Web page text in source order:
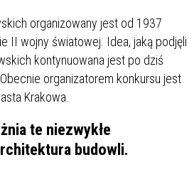
organizowany jest od 1937
II wojny światowej. Idea, jaką podjęli
kontynuowana jest po dziś
organizatorem konkursu jest
Krakowa.
te niezwykłe
budowli.